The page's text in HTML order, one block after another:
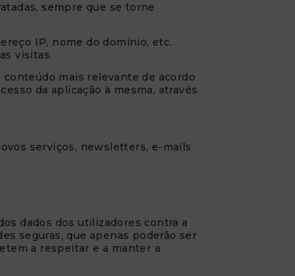
sempre que se torne
IP, nome do domínio, etc.
visitas.
mais relevante de acordo
da aplicação à mesma, através
serviços, newsletters, e-mails
dados dos utilizadores contra a
seguras, que apenas poderão ser
a respeitar e a manter a